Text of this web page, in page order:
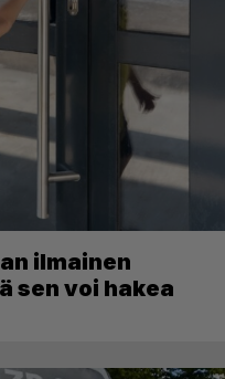
ilmainen
sen voi hakea